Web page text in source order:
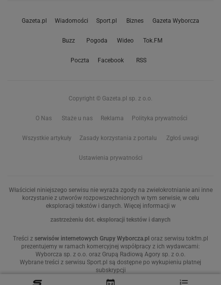
Gazeta.pl Wiadomości Sport.pl Biznes Gazeta Wyborcza
Buzz Pogoda Wideo Tok.FM
Poczta Facebook RSS
Copyright © Gazeta.pl sp. z o.o.
O Nas Staże u nas Reklama Polityka prywatności
Wszystkie artykuły Zasady korzystania z portalu Zgłoś uwagi
Ustawienia prywatności
Właściciel niniejszego serwisu nie wyraża zgody na zwielokrotnianie ani inne
korzystanie z utworów rozpowszechnionych w tym serwisie, w celu
eksploracji tekstów i danych. Więcej informacji w
zastrzeżeniu dot. eksploracji tekstów i danych
Treści z serwisów internetowych Grupy Wyborcza.pl oraz serwisu tokfm.pl
prezentujemy w ramach komercyjnej współpracy z ich wydawcami:
Wyborcza sp. z o.o. oraz Grupą Radiową Agory sp. z o.o.
Wybrane treści z serwisu Sport.pl są dostępne po wykupieniu płatnej
subskrypcji